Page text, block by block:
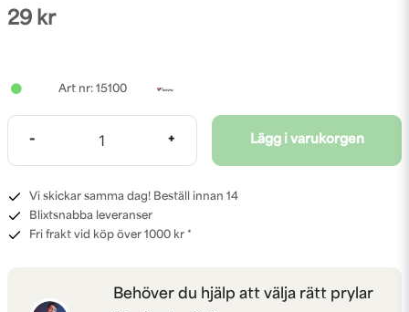
29 kr
15100
- + Lägg i varukorgen
Vi skickar samma dag! Beställ innan 14
Blixtsnabba leveranser
Fri frakt vid köp över 1000 kr *
Behöver du hjälp att välja rätt prylar